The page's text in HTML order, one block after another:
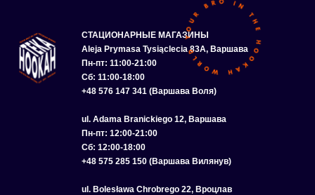
СТАЦИОНАРНЫЕ МАГАЗИНЫ
Aleja Prymasa Tysiąclecia 83A, Варшава
Пн-пт: 11:00-21:00
Сб: 11:00-18:00
+48 576 147 341 (Варшава Воля)
ul. Adama Branickiego 12, Варшава
Пн-пт: 12:00-21:00
Сб: 12:00-18:00
+48 575 285 150 (Варшава Вилянув)
ul. Bolesława Chrobrego 22, Вроцлав